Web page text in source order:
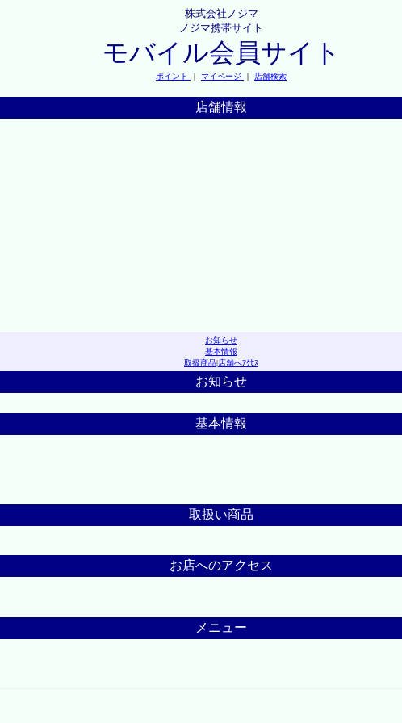
株式会社ノジマ
ノジマ携帯サイト
モバイル会員サイト
ポイント ｜ マイページ ｜ 店舗検索
店舗情報
お知らせ
基本情報
取扱商品|店舗へｱｸｾｽ
お知らせ
基本情報
取扱い商品
お店へのアクセス
メニュー